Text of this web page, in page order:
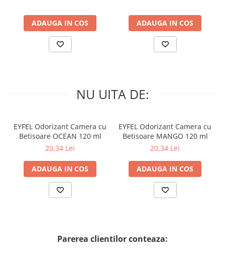
ADAUGA IN COS ADAUGA IN COS
NU UITA DE:
EYFEL Odorizant Camera cu
Betisoare OCEAN 120 ml
20,34 Lei
ADAUGA IN COS
EYFEL Odorizant Camera cu
Betisoare MANGO 120 ml
20,34 Lei
ADAUGA IN COS
Parerea clientilor conteaza: